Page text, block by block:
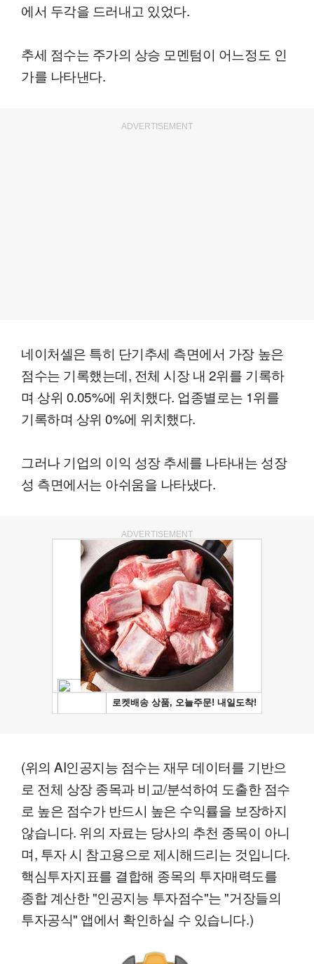
에서 두각을 드러내고 있었다.
추세 점수는 주가의 상승 모멘텀이 어느정도 인
가를 나타낸다.
ADVERTISEMENT
네이처셀은 특히 단기추세 측면에서 가장 높은
점수는 기록했는데, 전체 시장 내 2위를 기록하
며 상위 0.05%에 위치했다. 업종별로는 1위를
기록하며 상위 0%에 위치했다.
그러나 기업의 이익 성장 추세를 나타내는 성장
성 측면에서는 아쉬움을 나타냈다.
ADVERTISEMENT
(위의 AI인공지능 점수는 재무 데이터를 기반으
로 전체 상장 종목과 비교/분석하여 도출한 점수
로 높은 점수가 반드시 높은 수익률을 보장하지
않습니다. 위의 자료는 당사의 추천 종목이 아니
며, 투자 시 참고용으로 제시해드리는 것입니다.
핵심투자지표를 결합해 종목의 투자매력도를
종합 계산한 "인공지능 투자점수"는 "거장들의
투자공식" 앱에서 확인하실 수 있습니다.)